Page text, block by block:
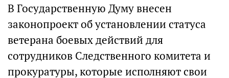
В Государственную Думу внесен
законопроект об установлении статуса
ветерана боевых действий для
сотрудников Следственного комитета и
прокуратуры, которые исполняют свои